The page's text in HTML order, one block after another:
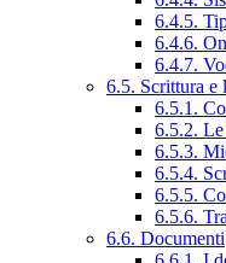
6.4.5.
6.4.6.
6.4.7.
6.5. Scrittura e
6.5.1.
6.5.2.
6.5.3.
6.5.4.
6.5.5.
6.5.6.
6.6. Documenti